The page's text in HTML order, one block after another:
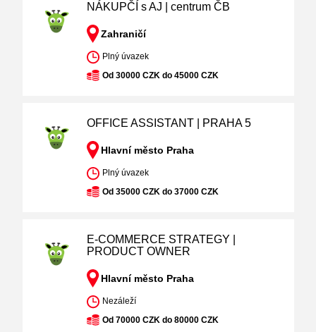
NÁKUPČÍ s AJ | centrum ČB
Zahraničí
Plný úvazek
Od 30000 CZK do 45000 CZK
OFFICE ASSISTANT | PRAHA 5
Hlavní město Praha
Plný úvazek
Od 35000 CZK do 37000 CZK
E-COMMERCE STRATEGY |
PRODUCT OWNER
Hlavní město Praha
Nezáleží
Od 70000 CZK do 80000 CZK